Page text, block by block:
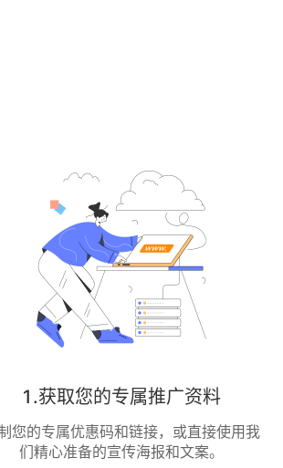
1.获取您的专属推广资料
您的专属优惠码和链接，或直接使用我
们精心准备的宣传海报和文案。